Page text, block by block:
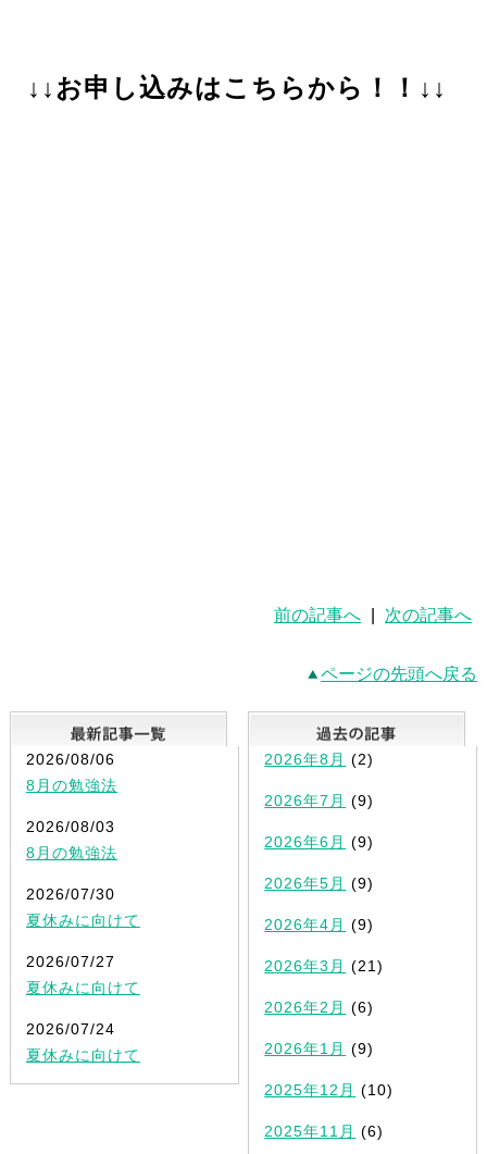
↓↓お申し込みはこちらから！！↓↓
前の記事へ 次の記事へ
ページの先頭へ戻る
最新記事一覧
2026/08/06
8月の勉強法
2026/08/03
8月の勉強法
2026/07/30
夏休みに向けて
2026/07/27
夏休みに向けて
2026/07/24
夏休みに向けて
2026年8月 (2)
2026年7月 (9)
2026年6月 (9)
2026年5月 (9)
2026年4月 (9)
2026年3月 (21)
2026年2月 (6)
2026年1月 (9)
2025年12月 (10)
2025年11月 (6)